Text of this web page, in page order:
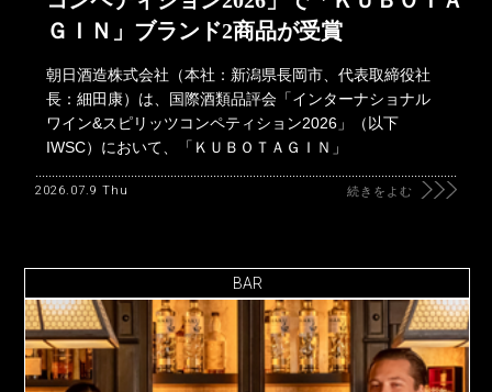
ＧＩＮ」ブランド2商品が受賞
朝日酒造株式会社（本社：新潟県長岡市、代表取締役社
長：細田康）は、国際酒類品評会「インターナショナル
ワイン&スピリッツコンペティション2026」（以下
IWSC）において、「ＫＵＢＯＴＡＧＩＮ」
2026.07.9 Thu 続きをよむ
BAR